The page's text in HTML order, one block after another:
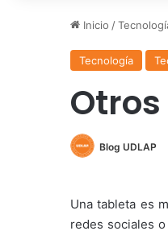
Inicio /
Tecnología
Blog UDLAP
Una tableta es
redes sociales